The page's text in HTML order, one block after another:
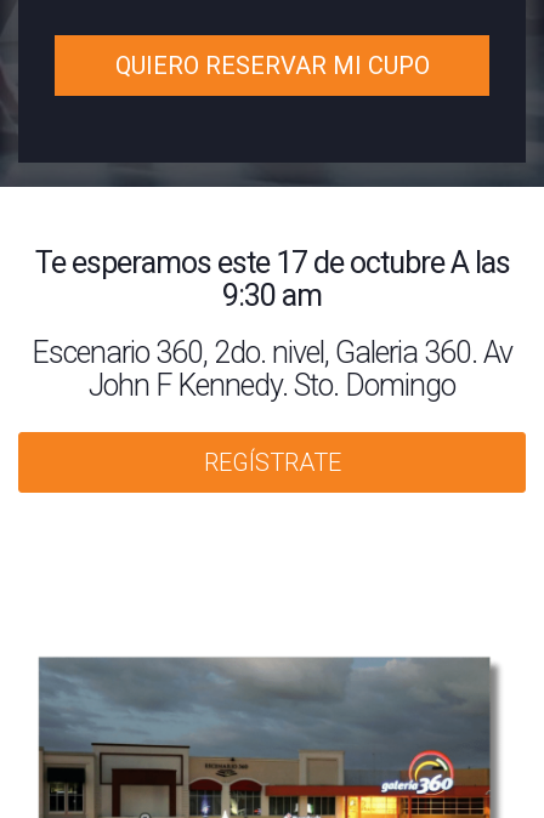
QUIERO RESERVAR MI CUPO
Te esperamos este 17 de octubre A las
9:30 am
Escenario 360, 2do. nivel, Galeria 360. Av
John F Kennedy. Sto. Domingo
REGÍSTRATE